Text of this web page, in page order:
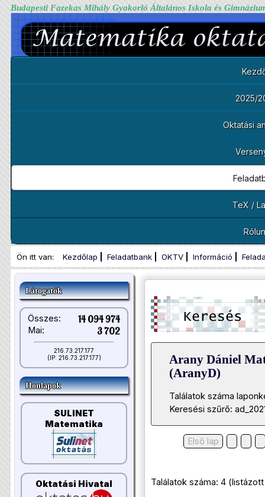
Budapesti Fazekas Mihály Gyakorló Általános Iskola és
2025/
Oktatási
TeX /
Ön itt van: Kezdőlap Feladatbank OKTV Információ
Látogatók
Összes: 14 094 974
Mai: 3 702
216.73.217.177
(IP: 216.73.217.177)
Honlapok
SULINET
Matematika
Oktatási Hivatal
Arany Dániel
(AranyD)
Találatok száma
Keresési szűrő:
Első lap
Találatok száma: 4